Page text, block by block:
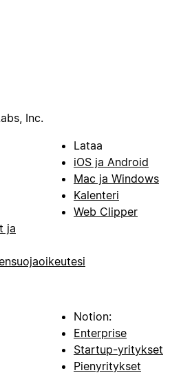
Inc.
ja
Lataa
iOS ja Android
Mac ja Windows
Kalenteri
Web Clipper
Notion:
Enterprise
Startup-yritykset
Pienyritykset